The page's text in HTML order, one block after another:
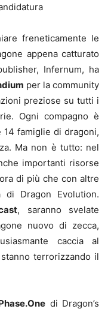
freneticamente le
appena catturato
Infernum, ha
per la community
preziose su tutti i
Ogni compagno è
14 famiglie di dragoni,
Ma non è tutto: nel
importanti risorse
di più che con altre
di Dragon Evolution.
, saranno svelate
nuovo di zecca,
caccia al
terrorizzando il
di Dragon’s